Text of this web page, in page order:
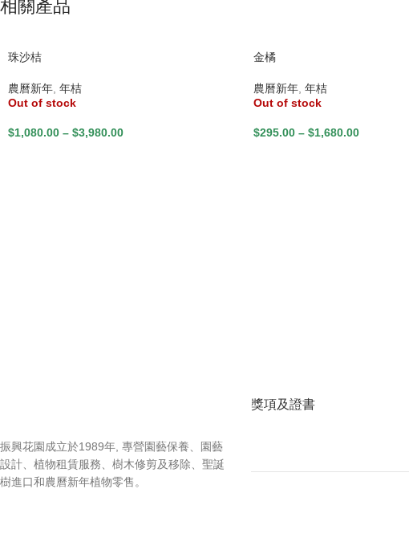
相關產品
珠沙桔
農曆新年 年桔
Out of stock
$1,080.00 – $3,980.00
金橘
農曆新年, 年桔
Out of stock
$295.00 – $1,680.00
振興花園成立於1989年, 專營園藝保養、園藝
設計、植物租賃服務、樹木修剪及移除、聖誕
樹進口和農曆新年植物零售。
獎項及證書